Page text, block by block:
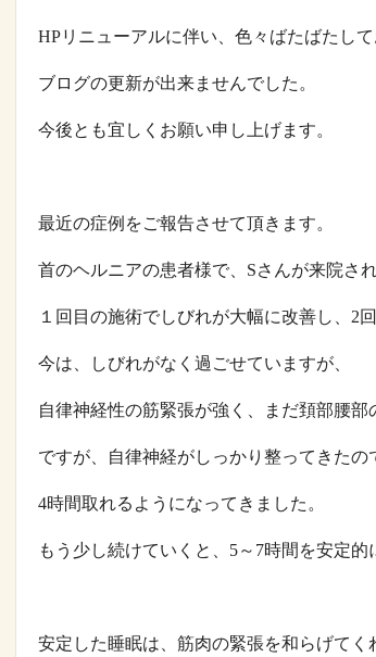
HPリニューアルに伴い、色々ばたばたして
ブログの更新が出来ませんでした。
今後とも宜しくお願い申し上げます。
最近の症例をご報告させて頂きます。
首のヘルニアの患者様で、Sさんが来院され
１回目の施術でしびれが大幅に改善し、2
今は、しびれがなく過ごせていますが、
自律神経性の筋緊張が強く、まだ頚部腰部
ですが、自律神経がしっかり整ってきたの
4時間取れるようになってきました。
もう少し続けていくと、5～7時間を安定的
安定した睡眠は、筋肉の緊張を和らげてく